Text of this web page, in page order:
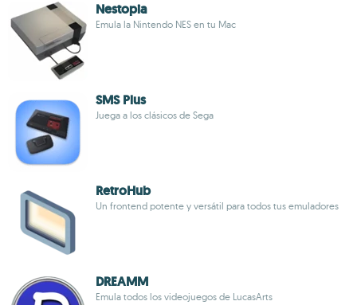
Nestopia
Emula la Nintendo NES en tu Mac
SMS Plus
Juega a los clásicos de Sega
RetroHub
Un frontend potente y versátil para todos tus emuladores
DREAMM
Emula todos los videojuegos de LucasArts